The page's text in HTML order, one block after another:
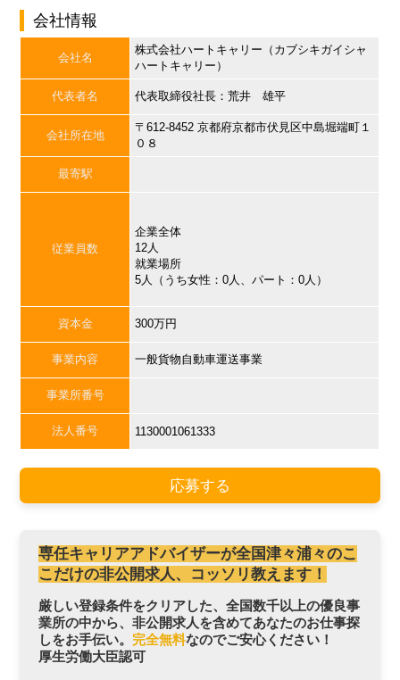
会社情報
会社名
株式会社ハートキャリー（カブシキガイシャ
ハートキャリー）
代表者名 代表取締役社長：荒井 雄平
会社所在地
〒612-8452 京都府京都市伏見区中島堀端町１
０８
最寄駅
従業員数
企業全体
12人
就業場所
5人（うち女性：0人、パート：0人）
資本金 300万円
事業内容 一般貨物自動車運送事業
事業所番号
法人番号 1130001061333
応募する
専任キャリアアドバイザーが全国津々浦々のこ
こだけの非公開求人、コッソリ教えます！
厳しい登録条件をクリアした、全国数千以上の優良事
業所の中から、非公開求人を含めてあなたのお仕事探
しをお手伝い。 完全無料なのでご安心ください！
厚生労働大臣認可